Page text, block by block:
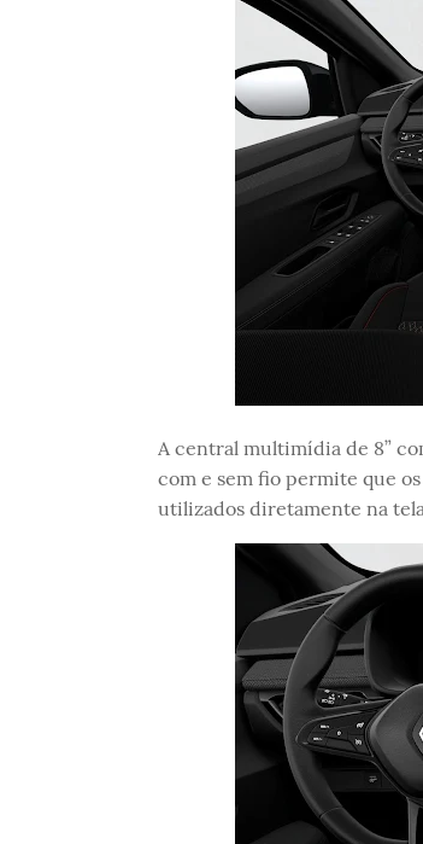
A central multimídia de 8”
com e sem fio permite que
utilizados diretamente na